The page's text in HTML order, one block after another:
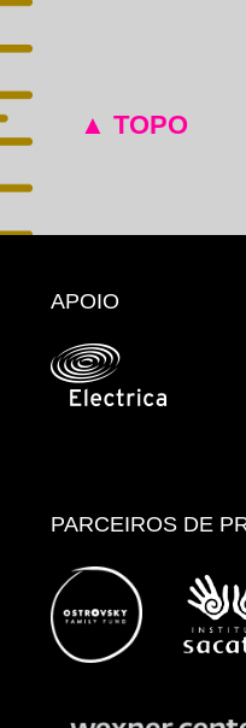
▲ TOPO
APOIO
PARCEIROS DE